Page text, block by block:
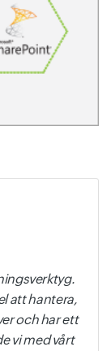
att hantera,
och har ett
vi med vårt